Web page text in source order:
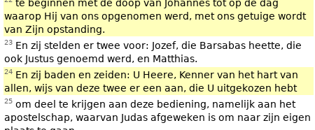
te beginnen met de doop van Johannes tot op de dag
waarop Hij van ons opgenomen werd, met ons getuige wordt
van Zijn opstanding.
23 En zij stelden er twee voor: Jozef, die Barsabas heette, die
ook Justus genoemd werd, en Matthias.
24 En zij baden en zeiden: U Heere, Kenner van het hart van
allen, wijs van deze twee er een aan, die U uitgekozen hebt
25 om deel te krijgen aan deze bediening, namelijk aan het
apostelschap, waarvan Judas afgeweken is om naar zijn eigen